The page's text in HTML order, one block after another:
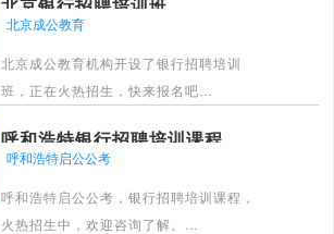
北京成公教育
北京成公教育机构开设了银行招聘培训
班，正在火热招生，快来报名吧
呼和浩特银行招聘培训课程
呼和浩特启公公考
呼和浩特启公公考，银行招聘培训课程，
火热招生中，欢迎咨询了解。